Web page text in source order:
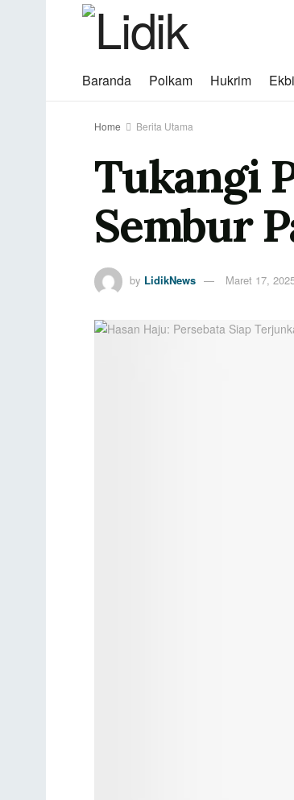
Baranda Polkam Hukrim
Home Berita Utama
Tukangi
Sembur
by LidikNews Maret 17,